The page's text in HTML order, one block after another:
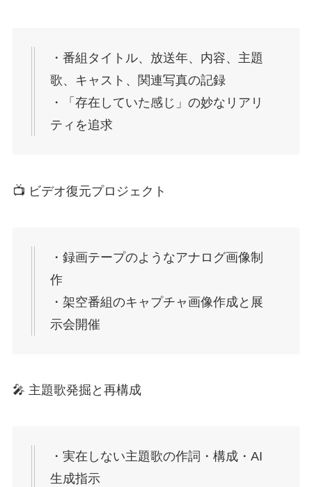
・番組タイトル、放送年、内容、主題
歌、キャスト、関連写真の記録
・「存在していた感じ」の妙なリアリ
ティを追求
📺 ビデオ復元プロジェクト
・録画テープのようなアナログ画像制
作
・架空番組のキャプチャ画像作成と展
示会開催
🎤 主題歌発掘と再構成
・実在しない主題歌の作詞・構成・AI
生成指示